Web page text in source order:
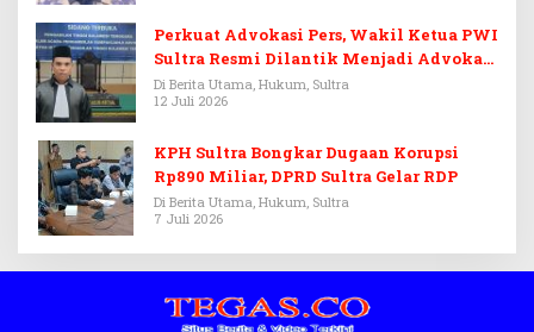
Perkuat Advokasi Pers, Wakil Ketua PWI
Sultra Resmi Dilantik Menjadi Advokat
PERADI
Di Berita Utama, Hukum, Sultra
12 Juli 2026
KPH Sultra Bongkar Dugaan Korupsi
Rp890 Miliar, DPRD Sultra Gelar RDP
Di Berita Utama, Hukum, Sultra
7 Juli 2026